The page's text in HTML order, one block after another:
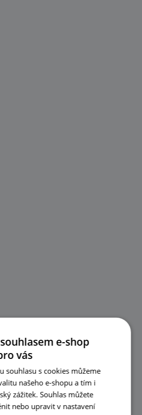
e-shop
vás
souhlasu s cookies můžeme
našeho e-shopu a tím i
zážitek. Souhlas můžete
nebo upravit v nastavení